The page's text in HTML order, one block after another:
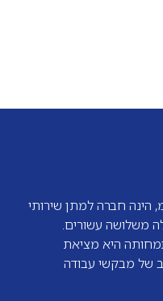
הינה חברה למתן שירותי
משלושה עשורים.
היא מציאת
של מבקשי עבודה